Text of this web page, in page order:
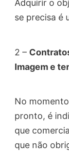
Adquirir o
se precisa é
2 –
Imagem e
No
pronto, é
que
que não